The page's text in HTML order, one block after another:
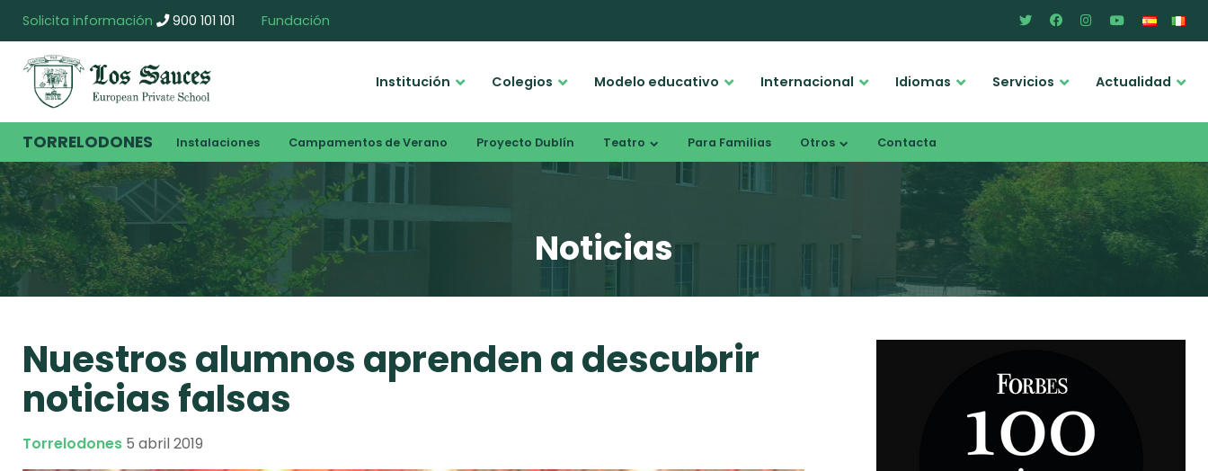
Solicita información 900 101 101 Fundación
Institución Colegios Modelo educativo Internacional Idiomas Servicios Actualidad
TORRELODONES Instalaciones Campamentos de Verano Proyecto Dublín Teatro Para Familias Otros Contacta
Noticias
Nuestros alumnos aprenden a descubrir
noticias falsas
Torrelodones 5 abril 2019